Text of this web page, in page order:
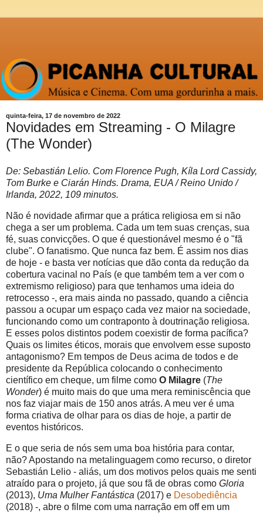
quinta-feira, 17 de novembro de 2022
Novidades em Streaming - O Milagre
(The Wonder)
De: Sebastián Lelio. Com Florence Pugh, Kíla Lord Cassidy,
Tom Burke e Ciarán Hinds. Drama, EUA / Reino Unido /
Irlanda, 2022, 109 minutos.
Não é novidade afirmar que a prática religiosa em si não
chega a ser um problema. Cada um tem suas crenças, sua
fé, suas convicções. O que é questionável mesmo é o "fã
clube". O fanatismo. Que nunca faz bem. É assim nos dias
de hoje - e basta ver notícias que dão conta da redução da
cobertura vacinal no País (e que também tem a ver com o
extremismo religioso) para que tenhamos uma ideia do
retrocesso -, era mais ainda no passado, quando a ciência
passou a ocupar um espaço cada vez maior na sociedade,
funcionando como um contraponto à doutrinação religiosa.
E esses polos distintos podem coexistir de forma pacífica?
Quais os limites éticos, morais que envolvem esse suposto
antagonismo? Em tempos de Deus acima de todos e de
presidente da República colocando o conhecimento
científico em cheque, um filme como O Milagre (The
Wonder) é muito mais do que uma mera reminiscência que
nos faz viajar mais de 150 anos atrás. A meu ver é uma
forma criativa de olhar para os dias de hoje, a partir de
eventos históricos.
E o que seria de nós sem uma boa história para contar,
não? Apostando na metalinguagem como recurso, o diretor
Sebastián Lelio - aliás, um dos motivos pelos quais me senti
atraído para o projeto, já que sou fã de obras como Gloria
(2013), Uma Mulher Fantástica (2017) e Desobediência
(2018) -, abre o filme com uma narração em off em um